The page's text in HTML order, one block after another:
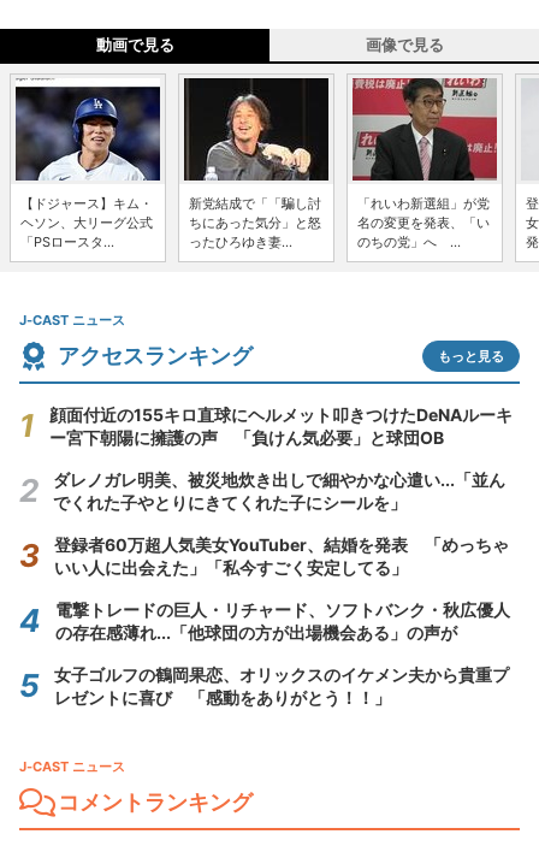
動画で見る 画像で見る
【ドジャース】キム・
ヘソン、大リーグ公式
「PSロースタ...
新党結成で「「騙し討
ちにあった気分」と怒
ったひろゆき妻...
「れいわ新選組」が党
名の変更を発表、「い
のちの党」へ ...
J-CAST ニュース
アクセスランキング もっと見る
顔面付近の155キロ直球にヘルメット叩きつけたDeNAルーキ
ー宮下朝陽に擁護の声 「負けん気必要」と球団OB
ダレノガレ明美、被災地炊き出しで細やかな心遣い...「並ん
でくれた子やとりにきてくれた子にシールを」
登録者60万超人気美女YouTuber、結婚を発表 「めっちゃ
いい人に出会えた」「私今すごく安定してる」
電撃トレードの巨人・リチャード、ソフトバンク・秋広優人
の存在感薄れ...「他球団の方が出場機会ある」の声が
女子ゴルフの鶴岡果恋、オリックスのイケメン夫から貴重プ
レゼントに喜び 「感動をありがとう！！」
J-CAST ニュース
コメントランキング